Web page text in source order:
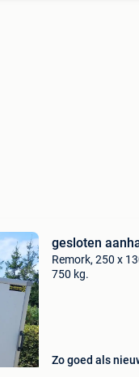
gesloten
Remork, 250 x
750 kg.
Zo goed als